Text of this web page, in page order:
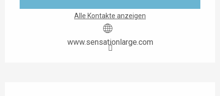
Alle Kontakte anzeigen
www.sensationlarge.com